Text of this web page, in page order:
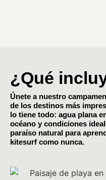
¿Qué
Únete a nuestro
de los destinos más
lo tiene todo: agua plana
océano y condiciones
paraíso natural para
kitesurf como nunca.